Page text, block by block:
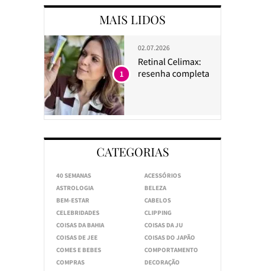
MAIS LIDOS
02.07.2026
Retinal Celimax:
resenha completa
1
CATEGORIAS
40 SEMANAS
ACESSÓRIOS
ASTROLOGIA
BELEZA
BEM-ESTAR
CABELOS
CELEBRIDADES
CLIPPING
COISAS DA BAHIA
COISAS DA JU
COISAS DE JEE
COISAS DO JAPÃO
COMES E BEBES
COMPORTAMENTO
COMPRAS
DECORAÇÃO